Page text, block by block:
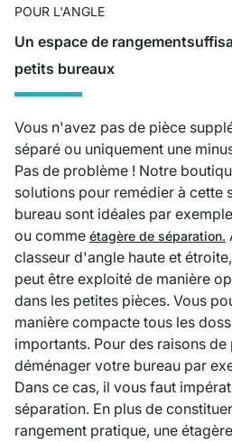
POUR L'ANGLE
Un espace de
petits bureaux
Vous n'avez pas de pièce
séparé ou uniquement une
Pas de problème ! Notre
solutions pour remédier à cette
bureau sont idéales par
ou comme étagère de séparation.
classeur d'angle haute et
peut être exploité de manière
dans les petites pièces. Vous
manière compacte tous les
importants. Pour des raisons
déménager votre bureau par
Dans ce cas, il vous faut
séparation. En plus de
rangement pratique, une